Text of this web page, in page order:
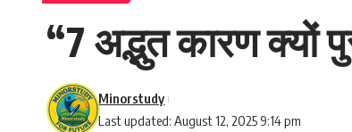
“7 अद्भुत कारण
Last updated: August 12, 2025 9:14 pm
Minorstudy